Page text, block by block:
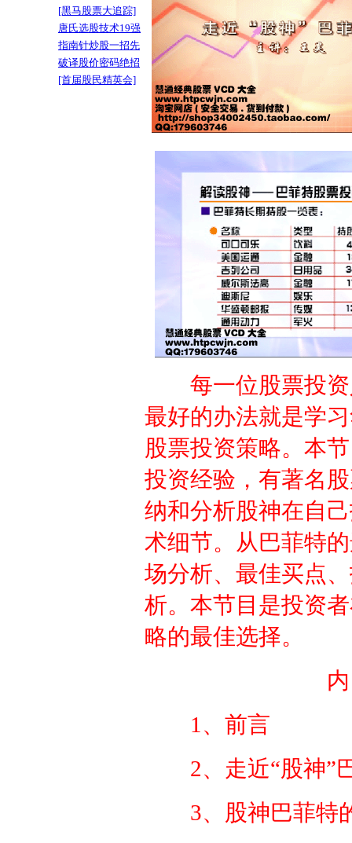
[黑马股票大追踪]
唐氏选股技术19强
指南针炒股一招先
破译股价密码绝招
[首届股民精英会]
每一位股票投
最好的办法就是学
股票投资策略。本
投资经验，有著名
纳和分析股神在自
术细节。从巴菲特
场分析、最佳买点
析。本节目是投资
略的最佳选择。
1、前言
2、走近“股神”
3、股神巴菲特